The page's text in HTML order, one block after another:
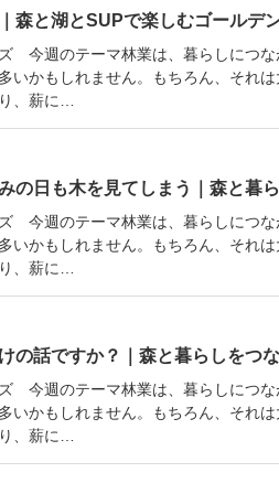
森と湖とSUPで楽しむゴールデ
今週のテーマ林業は、暮らしにつ
いかもしれません。もちろん、それ
、薪に…
の日も木を見てしまう｜森と暮
今週のテーマ林業は、暮らしにつ
いかもしれません。もちろん、それ
、薪に…
の話ですか？｜森と暮らしをつ
今週のテーマ林業は、暮らしにつ
いかもしれません。もちろん、それ
、薪に…